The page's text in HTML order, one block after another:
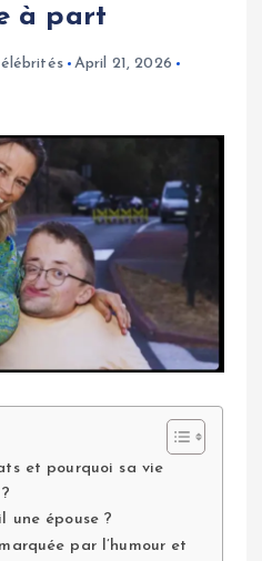
à part
April 21, 2026
et pourquoi sa vie
une épouse ?
par l’humour et